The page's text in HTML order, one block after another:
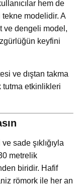
hem de
modelidir. A
ve dengeli model,
keyfini
ve dıştan takma
tutma etkinlikleri
sade şıklığıyla
metrelik
biridir. Hafif
römork ile her an